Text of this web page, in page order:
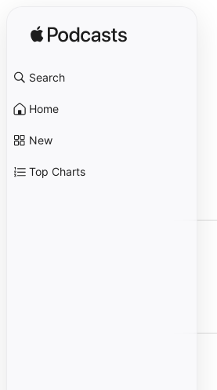
Search
Home
New
Top Charts